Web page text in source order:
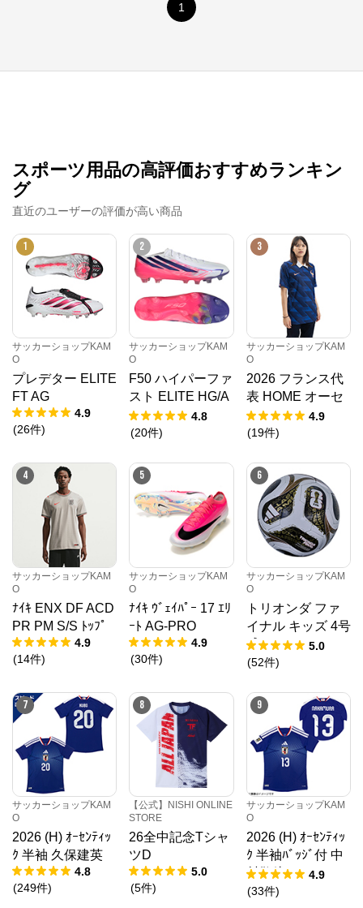
1
スポーツ用品の高評価おすすめランキン
グ
直近のユーザーの評価が高い商品
1
サッカーショップKAM
O
プレデター ELITE
FT AG
4.9
(26件)
2
サッカーショップKAM
O
F50 ハイパーファ
スト ELITE HG/A
G JAPAN 4.8
(20件)
3
サッカーショップKAM
O
2026 フランス代
表 HOME オーセ
ンティックユニフ
ォーム
4.9
(19件)
4
サッカーショップKAM
O
ﾅｲｷ ENX DF ACD
PR PM S/S ﾄｯﾌﾟ
4.9
(14件)
5
サッカーショップKAM
O
ﾅｲｷ ｳﾞｪｲﾊﾟｰ 17 ｴﾘ
ｰﾄ AG-PRO
4.9
(30件)
6
サッカーショップKAM
O
トリオンダ ファ
イナル キッズ 4号
球
5.0
(52件)
7
サッカーショップKAM
O
2026 (H) ｵｰｾﾝﾃｨｯ
ｸ 半袖 久保建英
4.8
(249件)
8
【公式】NISHI ONLINE
STORE
26全中記念Tシャ
ツD
5.0
(5件)
9
サッカーショップKAM
O
2026 (H) ｵｰｾﾝﾃｨｯ
ｸ 半袖ﾊﾞｯｼﾞ付 中
村敬斗
4.9
(33件)
メガスポーツ公式サイト